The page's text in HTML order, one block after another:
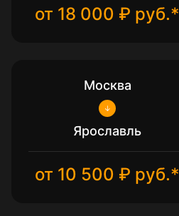
от 18 000 ₽ руб.*
Москва
Ярославль
от 10 500 ₽ руб.*